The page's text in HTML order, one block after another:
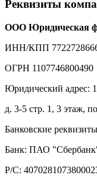
Реквизиты
ООО Юридическая
ИНН/КПП
ОГРН 1107746800490
Юридический адрес:
д. 3-5 стр. 1, 3 этаж,
Банковские
Банк: ПАО
Р/С: